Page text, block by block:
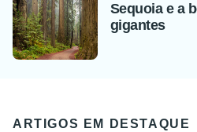
Sequoia e a
gigantes
ARTIGOS EM DESTAQUE